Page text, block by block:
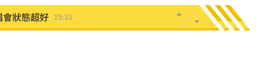
狀態超好 19:33
可換姿勢